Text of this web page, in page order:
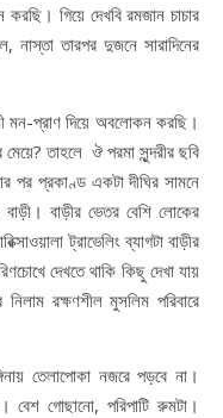
গিয়ে দেখবি রমজান চাচার
তারপর দুজনে সারাদিনের
মন-প্রাণ দিয়ে অবলোকন করছি।
তাহলে ঔ পরমা সুন্দরীর ছবি
পর প্রকাণ্ড একটা দীঘির সামনে
বাড়ীর ভেতর বেশি লোকের
ট্রাভেলিং ব্যাগটা বাড়ীর
দেখতে থাকি কিছু দেখা যায়
রক্ষণশীল মুসলিম পরিবারে
তেলাপোকা নজরে পড়বে না।
গোছানো, পরিপাটি রুমটা।